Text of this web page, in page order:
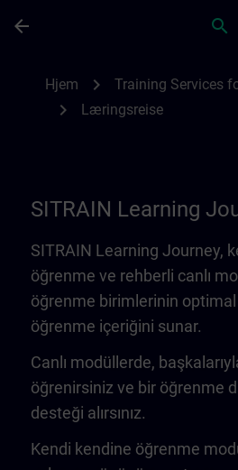
arrow_back search
Hjem chevron_right Training Services
chevron_right Læringsreise
SITRAIN Learning
SITRAIN Learning Journey,
öğrenme ve rehberli canlı
öğrenme birimlerinin optimal
öğrenme içeriğini sunar.
Canlı modüllerde,
öğrenirsiniz ve bir öğrenme
desteği alırsınız.
Kendi kendine öğrenme